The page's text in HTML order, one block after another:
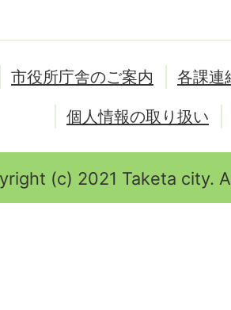
市役所庁舎のご案内
各課連
個人情報の取り扱い
(c) 2021 Taketa city.